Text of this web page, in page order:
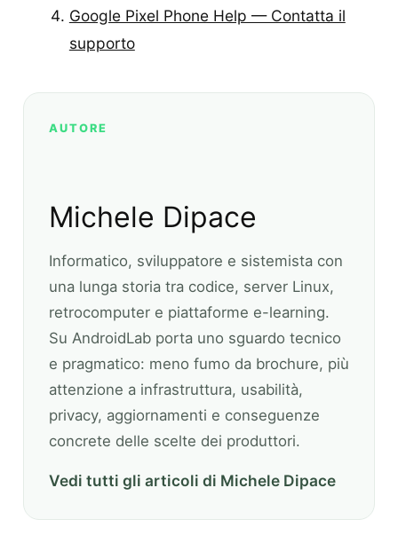
Google Pixel Phone Help — Contatta il
supporto
AUTORE
Michele Dipace
Informatico, sviluppatore e sistemista con
una lunga storia tra codice, server Linux,
retrocomputer e piattaforme e-learning.
Su AndroidLab porta uno sguardo tecnico
e pragmatico: meno fumo da brochure, più
attenzione a infrastruttura, usabilità,
privacy, aggiornamenti e conseguenze
concrete delle scelte dei produttori.
Vedi tutti gli articoli di Michele Dipace